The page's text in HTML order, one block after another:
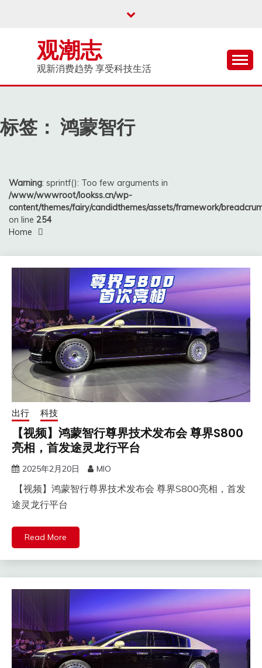
观潮志
观新消费趋势 享受科技生活
标签： 鸿蒙智行
Warning: sprintf(): Too few arguments in
/www/wwwroot/lookss.cn/wp-
content/themes/fairy/candidthemes/assets/framework/
on line 254
Home
出行 科技
【视频】鸿蒙智行尊界技术发布会 尊界S800
亮相，首发途灵龙行平台
2025年2月20日 MIO
【视频】鸿蒙智行尊界技术发布会 尊界S800亮相，首发
途灵龙行平台
Read More